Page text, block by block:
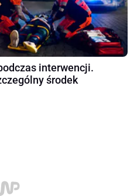
interwencji.
środek